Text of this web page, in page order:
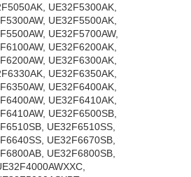
UE32F5300AK,
UE32F5500AK,
UE32F5700AW,
UE32F6200AK,
UE32F6300AK,
UE32F6350AK,
UE32F6400AK,
UE32F6410AK,
UE32F6500SB,
UE32F6510SS,
UE32F6670SB,
UE32F6800SB,